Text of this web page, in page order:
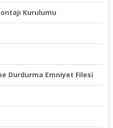
Kurulumu
Durdurma Emniyet Filesi